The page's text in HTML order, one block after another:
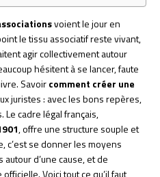
voient le jour en
le tissu associatif reste vivant,
agir collectivement autour
hésitent à se lancer, faute
Savoircomment créer une
juristes : avec les bons repères,
Le cadre légal français,
, offre une structure souple et
c’est se donner les moyens
d’une cause, et de